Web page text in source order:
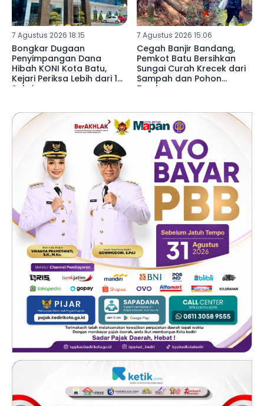
7 Agustus 2026 18:15
Bongkar Dugaan
Penyimpangan Dana
Hibah KONI Kota Batu,
Kejari Periksa Lebih dari 15
Saksi
7 Agustus 2026 15:06
Cegah Banjir Bandang,
Pemkot Batu Bersihkan
Sungai Curah Krecek dari
Sampah dan Pohon
Tumbang